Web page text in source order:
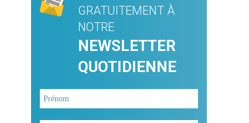
GRATUITEMENT À
NOTRE
NEWSLETTER
QUOTIDIENNE